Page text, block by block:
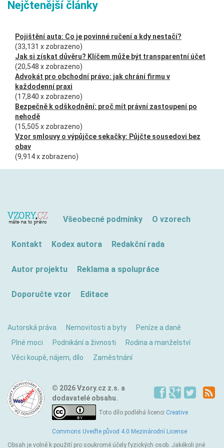
Nejčtenější články
Pojištění auta: Co je povinné ručení a kdy nestačí?
(33,131 x zobrazeno)
Jak si získat důvěru? Klíčem může být transparentní účet
(20,548 x zobrazeno)
Advokát pro obchodní právo: jak chrání firmu v
každodenní praxi
(17,840 x zobrazeno)
Bezpečně k odškodnění: proč mít právní zastoupení po
nehodě
(15,505 x zobrazeno)
Vzor smlouvy o výpůjčce sekačky: Půjčte sousedovi bez
obav
(9,914 x zobrazeno)
Všeobecné podmínky O vzorech
Kontakt Kodex autora Redakční rada
Autor projektu Reklama a spolupráce
Doporučte vzor Editace
Autorská práva Nemovitosti a byty
Peníze a daně
Plné moci
Podnikání a živnosti
Rodina a manželství
Věci koupě, nájem, dílo
Zaměstnání
© 2026 Vzory.cz z.s. a
dodavatelé obsahu.
Toto dílo podléhá licenci Creative
Commons Uveďte původ 4.0 Mezinárodní License
Obsah je volně k použití pro soukromé účely fyzických osob. Jakékoli jiné